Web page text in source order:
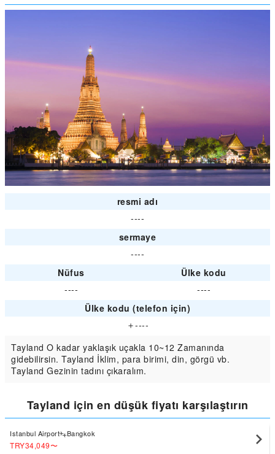
resmi adı
----
sermaye
----
Nüfus
Ülke kodu
----
----
Ülke kodu (telefon için)
＋----
Tayland O kadar yaklaşık uçakla 10~12 Zamanında
gidebilirsin. Tayland İklim, para birimi, din, görgü vb.
Tayland Gezinin tadını çıkaralım.
Tayland için en düşük fiyatı karşılaştırın
Istanbul Airport Bangkok
TRY34,049〜